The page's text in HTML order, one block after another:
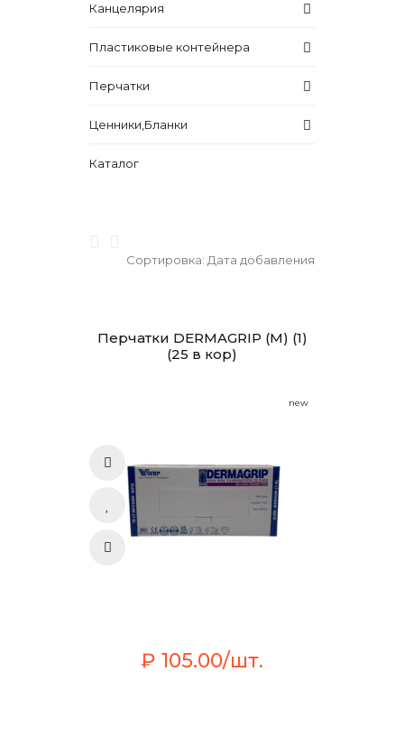
Канцелярия
Пластиковые контейнера
Перчатки
Ценники,Бланки
Каталог
Сортировка: Дата добавления
Перчатки DERMAGRIP (М) (1)
(25 в кор)
new
₽ 105.00/шт.